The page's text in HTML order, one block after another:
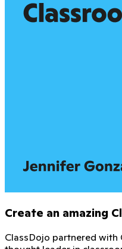
Create an amazing
ClassDojo partnered with